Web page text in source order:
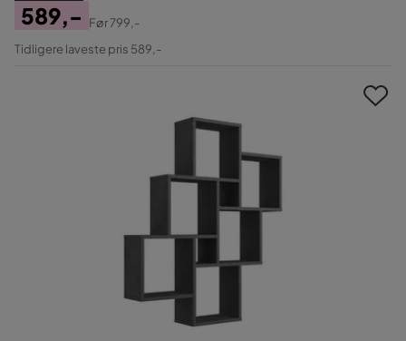
Pris
589,-
Original
Før799,-
Tidligere laveste pris 589,-